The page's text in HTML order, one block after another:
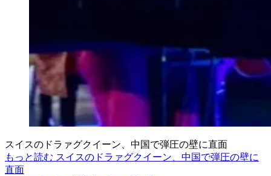
スイスのドラァグクイーン、中国で弾圧の壁に直面
もっと読む スイスのドラァグクイーン、中国で弾圧の壁に
直面